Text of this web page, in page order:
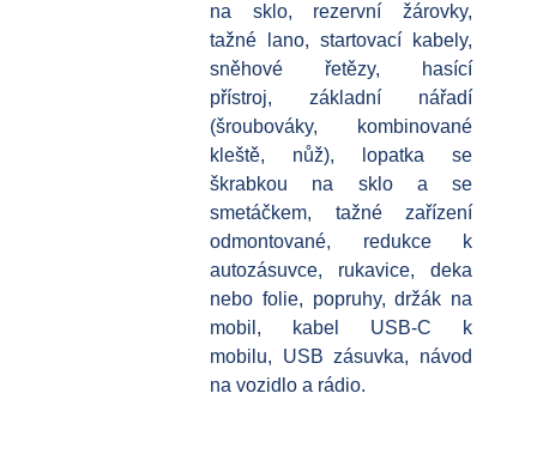
na sklo, rezervní žárovky,
tažné lano, startovací kabely,
sněhové řetězy, hasící
přístroj, základní nářadí
(šroubováky, kombinované
kleště, nůž), lopatka se
škrabkou na sklo a se
smetáčkem, tažné zařízení
odmontované, redukce k
autozásuvce, rukavice, deka
nebo folie, popruhy, držák na
mobil, kabel USB-C k
mobilu, USB zásuvka, návod
na vozidlo a rádio.